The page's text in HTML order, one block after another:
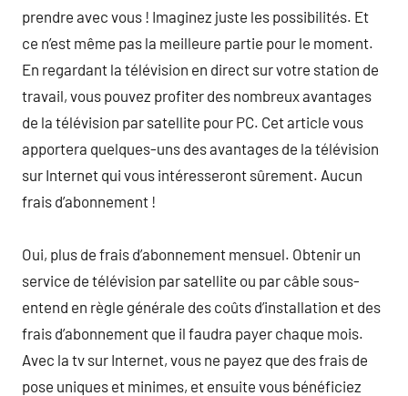
prendre avec vous ! Imaginez juste les possibilités. Et
ce n’est même pas la meilleure partie pour le moment.
En regardant la télévision en direct sur votre station de
travail, vous pouvez profiter des nombreux avantages
de la télévision par satellite pour PC. Cet article vous
apportera quelques-uns des avantages de la télévision
sur Internet qui vous intéresseront sûrement. Aucun
frais d’abonnement !
Oui, plus de frais d’abonnement mensuel. Obtenir un
service de télévision par satellite ou par câble sous-
entend en règle générale des coûts d’installation et des
frais d’abonnement que il faudra payer chaque mois.
Avec la tv sur Internet, vous ne payez que des frais de
pose uniques et minimes, et ensuite vous bénéficiez